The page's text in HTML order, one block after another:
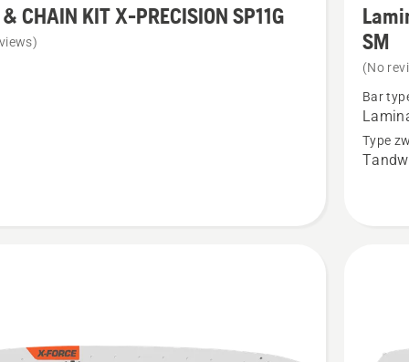
CHAIN KIT X-PRECISION SP11G
details
over
bar
.325”
mini
SM
(No
Bar
Type